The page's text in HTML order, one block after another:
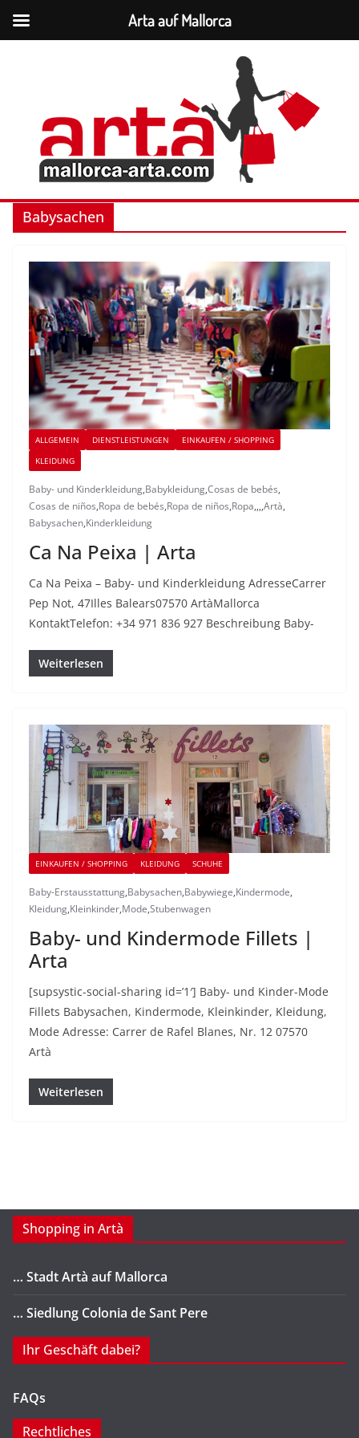
Babysachen
ALLGEMEIN DIENSTLEISTUNGEN
EINKAUFEN / SHOPPING
KLEIDUNG
Baby- und Kinderkleidung,Babykleidung,Cosas de bebés,
Cosas de niños,Ropa de bebés,Ropa de niños,Ropa,,,,Artà,
Babysachen,Kinderkleidung
Ca Na Peixa | Arta
Ca Na Peixa – Baby- und Kinderkleidung AdresseCarrer
Pep Not, 47Illes Balears07570 ArtàMallorca
KontaktTelefon: +34 971 836 927 Beschreibung Baby-
Weiterlesen
EINKAUFEN / SHOPPING KLEIDUNG SCHUHE
Baby-Erstausstattung,Babysachen,Babywiege,Kindermode,
Kleidung,Kleinkinder,Mode,Stubenwagen
Baby- und Kindermode Fillets |
Arta
[supsystic-social-sharing id=’1′] Baby- und Kinder-Mode
Fillets Babysachen, Kindermode, Kleinkinder, Kleidung,
Mode Adresse: Carrer de Rafel Blanes, Nr. 12 07570
Artà
Weiterlesen
Shopping in Artà
… Stadt Artà auf Mallorca
… Siedlung Colonia de Sant Pere
Ihr Geschäft dabei?
FAQs
Rechtliches
Arta auf Mallorca